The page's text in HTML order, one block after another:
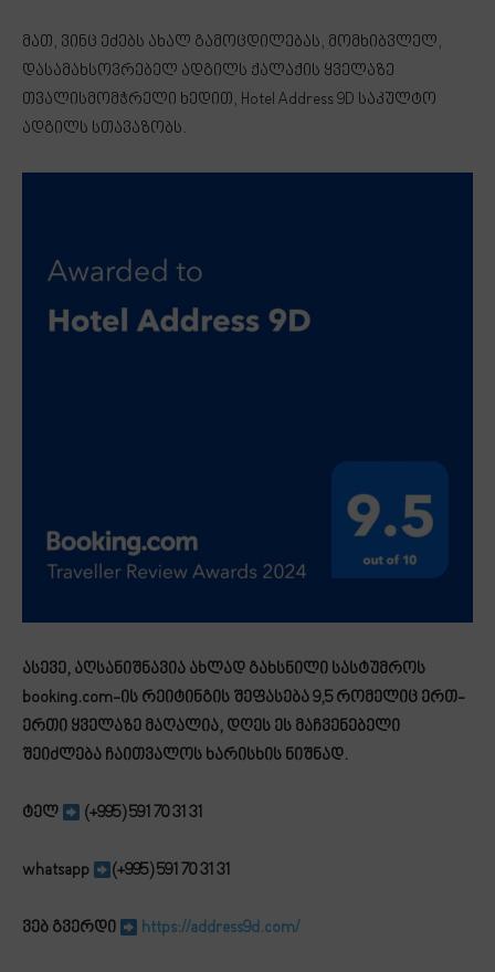
მათ, ვინც ეძებს ახალ გამოცდილებას, მომხიბვლელ,
დასამახსოვრებელ ადგილს ქალაქის ყველაზე
თვალისმომჭრელი ხედით, Hotel Address 9D საკულტო
ადგილს სთავაზობს.
ასევე, აღსანიშნავია ახლად გახსნილი სასტუმროს
booking.com-ის რეიტინგის შეფასება 9,5 რომელიც ერთ-
ერთი ყველაზე მაღალია, დღეს ეს მაჩვენებელი
შეიძლება ჩაითვალოს ხარისხის ნიშნად.
ტელ (+995) 591 70 31 31
whatsapp (+995) 591 70 31 31
ვებ გვერდი https://address9d.com/